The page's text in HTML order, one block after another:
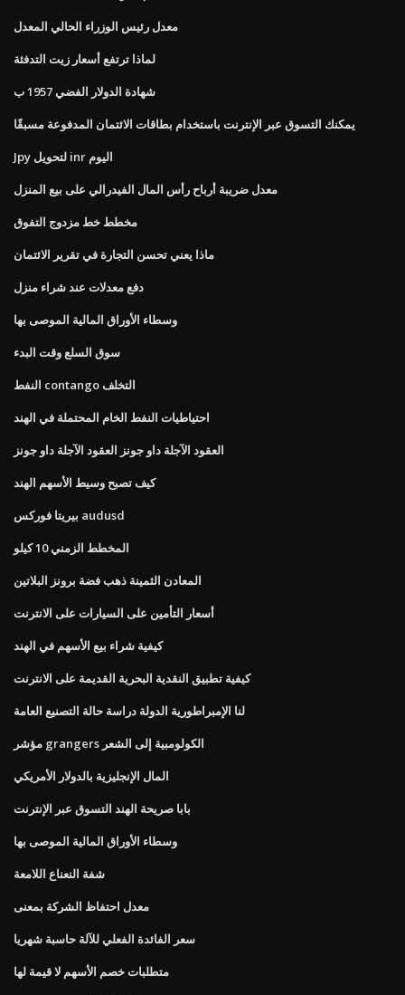
معدل رئيس الوزراء الحالي المعدل
لماذا ترتفع أسعار زيت التدفئة
شهادة الدولار الفضي 1957 ب
يمكنك التسوق عبر الإنترنت باستخدام بطاقات الائتمان المدفوعة مسبقًا
Jpy لتحويل inr اليوم
معدل ضريبة أرباح رأس المال الفيدرالي على بيع المنزل
مخطط خط مزدوج التفوق
ماذا يعني تحسن التجارة في تقرير الائتمان
دفع معدلات عند شراء منزل
وسطاء الأوراق المالية الموصى بها
سوق السلع وقت البدء
النفط contango التخلف
احتياطيات النفط الخام المحتملة في الهند
العقود الآجلة داو جونز العقود الآجلة داو جونز
كيف تصبح وسيط الأسهم الهند
بيريتا فوركس audusd
المخطط الزمني 10 كيلو
المعادن الثمينة ذهب فضة برونز البلاتين
أسعار التأمين على السيارات على الانترنت
كيفية شراء بيع الأسهم في الهند
كيفية تطبيق النقدية البحرية القديمة على الانترنت
لنا الإمبراطورية الدولة دراسة حالة التصنيع العامة
مؤشر grangers الكولومبية إلى الشعر
المال الإنجليزية بالدولار الأمريكي
بابا صريحة الهند التسوق عبر الإنترنت
وسطاء الأوراق المالية الموصى بها
شفة النعناع اللامعة
معدل احتفاظ الشركة بمعنى
سعر الفائدة الفعلي للآلة حاسبة شهريا
متطلبات خصم الأسهم لا قيمة لها